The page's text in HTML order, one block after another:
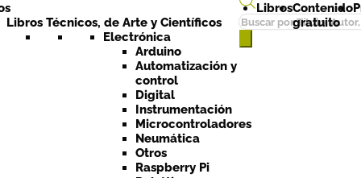
Búsqueda
de
Libros Técnicos, de Arte y Científicos
Electrónica
Arduino
Automatización y
control
Digital
Instrumentación
Microcontroladores
Neumática
Otros
Raspberry Pi
LibrosContenido
gratuito